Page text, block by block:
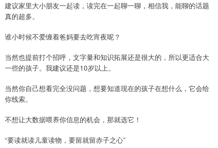
建议家里大小朋友一起读，读完在一起聊一聊，相信我，能聊的话题
真的超多。
谁小时候不爱缠着爸妈要去吃宵夜呢？
当然也提前打个招呼，文字量和知识拓展还是很大的，所以更适合大
一些的孩子。我建议还是10岁以上。
当然你自己想看完全没问题，想要知道现在的孩子在想什么，它会给
你线索。
不想让大数据喂养你信息的机会，那就选它！
“要读就读儿童读物，要留就留赤子之心”